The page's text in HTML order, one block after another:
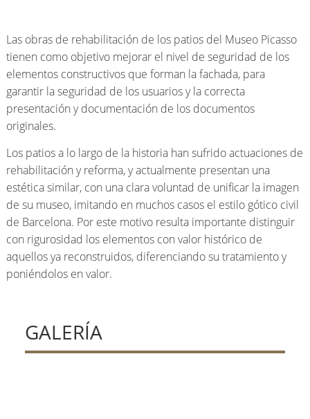
Las obras de rehabilitación de los patios del Museo Picasso
tienen como objetivo mejorar el nivel de seguridad de los
elementos constructivos que forman la fachada, para
garantir la seguridad de los usuarios y la correcta
presentación y documentación de los documentos
originales.
Los patios a lo largo de la historia han sufrido actuaciones de
rehabilitación y reforma, y actualmente presentan una
estética similar, con una clara voluntad de unificar la imagen
de su museo, imitando en muchos casos el estilo gótico civil
de Barcelona. Por este motivo resulta importante distinguir
con rigurosidad los elementos con valor histórico de
aquellos ya reconstruidos, diferenciando su tratamiento y
poniéndolos en valor.
GALERÍA